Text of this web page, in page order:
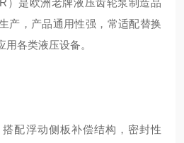
）是欧洲老牌液压齿轮泵制造品
产，产品通用性强，常适配替换
各类液压设备。
配浮动侧板补偿结构，密封性